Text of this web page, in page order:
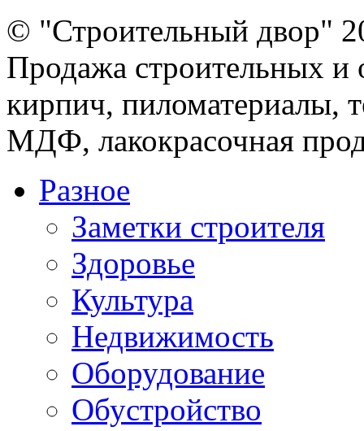
© "Строительный двор"
Продажа строительных и
кирпич, пиломатериалы,
МДФ, лакокрасочная
Разное
Заметки строителя
Здоровье
Культура
Недвижимость
Оборудование
Обустройство